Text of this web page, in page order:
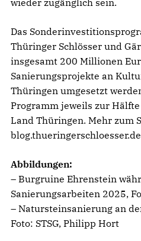
Das
Thüringer Schlösser und
insgesamt 200 Millionen
Sanierungsprojekte an
Thüringen umgesetzt
Programm jeweils zur
Land Thüringen. Mehr zum
blog.thueringerschloesser.de
Abbildungen:
– Burgruine Ehrenstein
Sanierungsarbeiten 2025,
– Natursteinsanierung an
Foto: STSG, Philipp Hort